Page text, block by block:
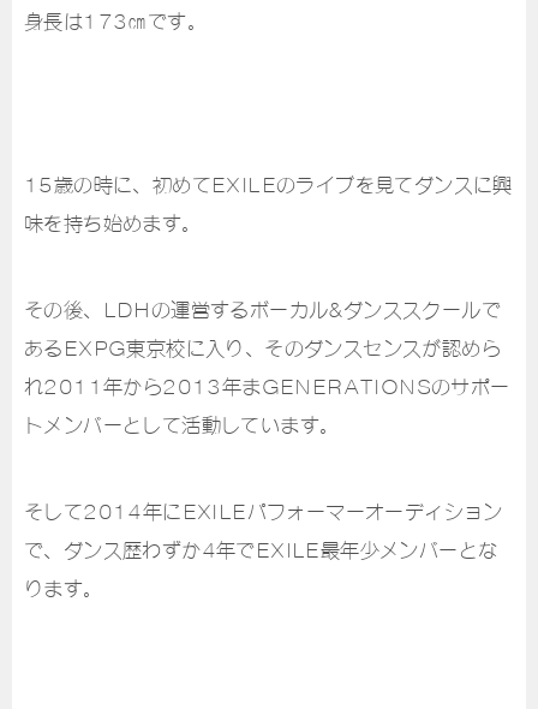
身長は173㎝です。
15歳の時に、初めてEXILEのライブを見てダンスに興
味を持ち始めます。
その後、LDHの運営するボーカル&ダンススクールで
あるEXPG東京校に入り、そのダンスセンスが認めら
れ2011年から2013年まGENERATIONSのサポー
トメンバーとして活動しています。
そして2014年にEXILEパフォーマーオーディション
で、ダンス歴わずか4年でEXILE最年少メンバーとな
ります。